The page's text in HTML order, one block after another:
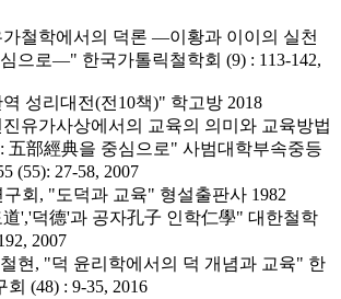
가철학에서의 덕론 ―이황과 이이의 실천
으로―" 한국가톨릭철학회 (9) : 113-142,
성리대전(전10책)" 학고방 2018
유가사상에서의 교육의 의미와 교육방법
五部經典을 중심으로" 사범대학부속중등
(55): 27-58, 2007
회, "도덕과 교육" 형설출판사 1982
','덕德'과 공자孔子 인학仁學" 대한철학
2007
현, "덕 윤리학에서의 덕 개념과 교육" 한
(48) : 9-35, 2016